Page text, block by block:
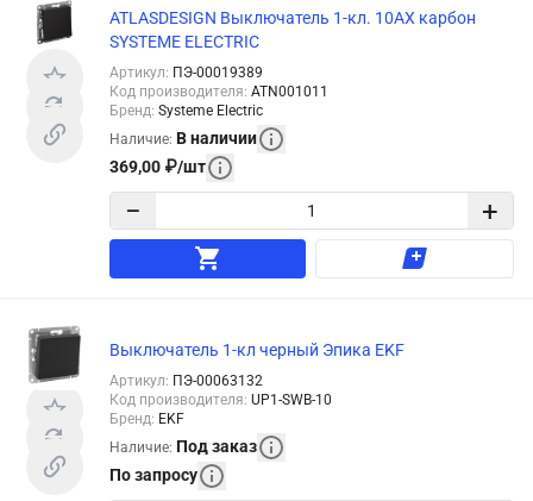
ATLASDESIGN Выключатель 1-кл. 10АХ карбон
SYSTEME ELECTRIC
Артикул: ПЭ-00019389
Код производителя: ATN001011
Бренд: Systeme Electric
Наличие: В наличии
369,00 ₽/шт
− +
Выключатель 1-кл черный Эпика EKF
Артикул: ПЭ-00063132
Код производителя: UP1-SWB-10
Бренд: EKF
Наличие: Под заказ
По запросу